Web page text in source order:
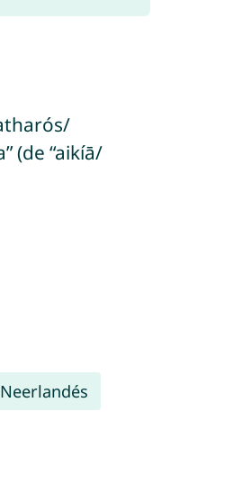
(de “aikíā/
Neerlandés